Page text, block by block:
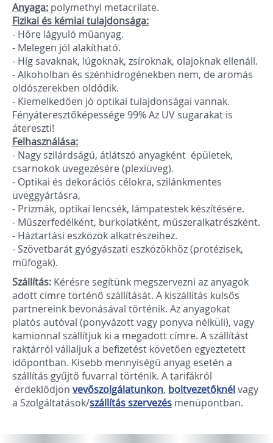
Anyaga: polymethyl metacrilate.
Fizikai és kémiai tulajdonsága:
- Hőre lágyuló műanyag.
- Melegen jól alakítható.
- Híg savaknak, lúgoknak, zsíroknak, olajoknak ellenáll.
- Alkoholban és szénhidrogénekben nem, de aromás
oldószerekben oldódik.
- Kiemelkedően jó optikai tulajdonságai vannak.
Fényáteresztőképessége 99% Az UV sugarakat is
átereszti!
Felhasználása:
- Nagy szilárdságú, átlátszó anyagként épületek,
csarnokok üvegezésére (plexiüveg).
- Optikai és dekorációs célokra, szilánkmentes
üveggyártásra,
- Prizmák, optikai lencsék, lámpatestek készítésére.
- Műszerfedélként, burkolatként, műszeralkatrészként.
- Háztartási eszközök alkatrészeihez.
- Szövetbarát gyógyászati eszközökhöz (protézisek,
műfogak).
Szállítás: Kérésre segítünk megszervezni az anyagok
adott címre történő szállítását. A kiszállítás külsős
partnereink bevonásával történik. Az anyagokat
platós autóval (ponyvázott vagy ponyva nélküli), vagy
kamionnal szállítjuk ki a megadott címre. A szállítást
raktárról vállaljuk a befizetést követően egyeztetett
időpontban. Kisebb mennyiségű anyag esetén a
szállítás gyűjtő fuvarral történik. A tarifákról
érdeklődjön vevőszolgálatunkon, boltvezetőknélvagy
a Szolgáltatások/szállítás szervezés menüpontban.